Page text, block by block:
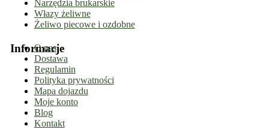
Narzędzia brukarskie
Włazy żeliwne
Żeliwo piecowe i ozdobne
Informacje
O nas
Dostawa
Regulamin
Polityka prywatności
Mapa dojazdu
Moje konto
Blog
Kontakt